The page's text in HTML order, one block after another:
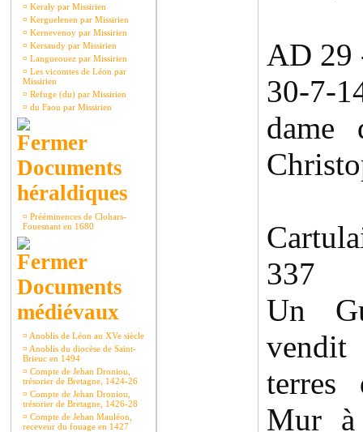
¤ Keraly par Missirien
¤ Kerguelenen par Missirien
¤ Kernevenoy par Missirien
¤ Kersaudy par Missirien
¤ Langueouez par Missirien
¤ Les vicomtes de Léon par
Missirien
¤ Refuge (du) par Missirien
¤ du Faou par Missirien
Documents
héraldiques
¤ Prééminences de Clohars-
Fouesnant en 1680
Documents
médiévaux
¤ Anoblis de Léon au XVe siècle
¤ Anoblis du diocèse de Saint-
Brieuc en 1494
¤ Compte de Jehan Droniou,
trésorier de Bretagne, 1424-26
¤ Compte de Jehan Droniou,
trésorier de Bretagne, 1426-28
¤ Compte de Jehan Mauléon,
receveur du fouage en 1427
AD 29
30-7-
dame
337
Un
vendit
terres
Mur à